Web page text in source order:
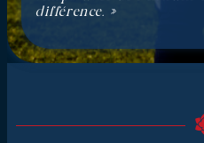
différence. »